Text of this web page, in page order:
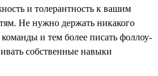
и толерантность к вашим
Не нужно держать никакого
и тем более писать фоллоу-
собственные навыки